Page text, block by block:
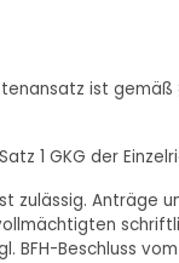
ist gemäß
1 GKG der
zulässig. Anträge
Beschluss vom